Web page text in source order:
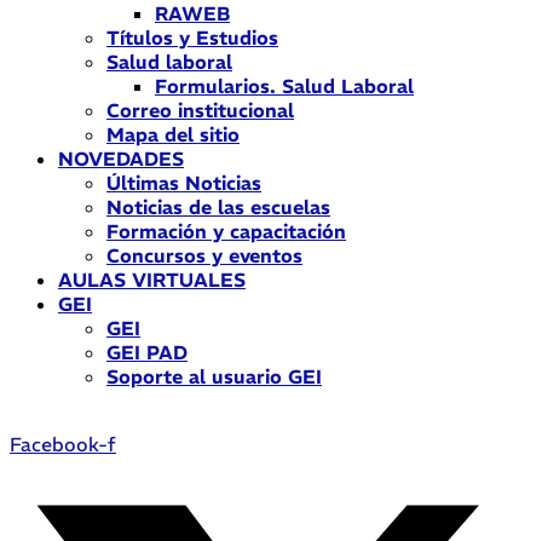
RAWEB
Títulos y Estudios
Salud laboral
Formularios. Salud Laboral
Correo institucional
Mapa del sitio
NOVEDADES
Últimas Noticias
Noticias de las escuelas
Formación y capacitación
Concursos y eventos
AULAS VIRTUALES
GEI
GEI
GEI PAD
Soporte al usuario GEI
Facebook-f